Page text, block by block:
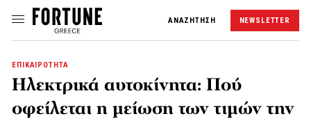
ΑΝΑΖΗΤΗΣΗ NEWSLETTER
ΕΠΙΚΑΙΡΟΤΗΤΑ
Ηλεκτρικά αυτοκίνητα: Πού
οφείλεται η μείωση των τιμών την